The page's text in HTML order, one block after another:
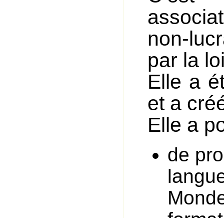
non-
par la
Elle a
et a
Elle a
de